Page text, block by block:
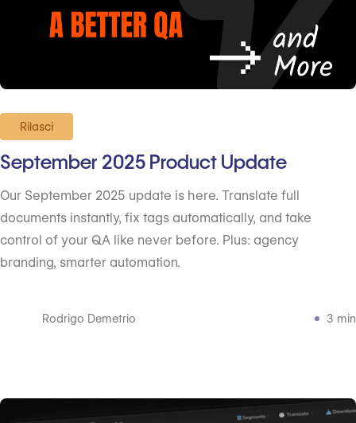
Rilasci
September 2025 Product Update
Our September 2025 update is here. Translate full
documents instantly, fix tags automatically, and take
control of your QA like never before. Plus: agency
branding, smarter automation.
Rodrigo Demetrio 3 min